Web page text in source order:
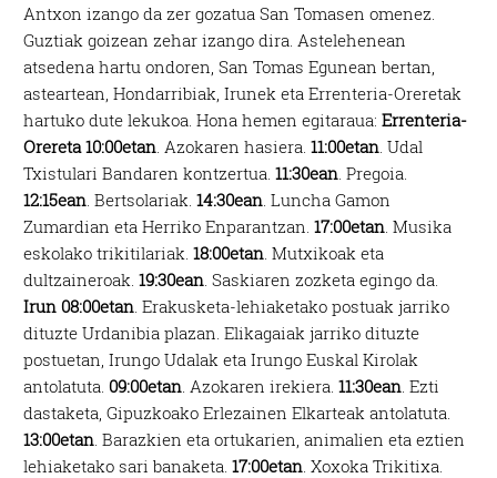
Antxon izango da zer gozatua San Tomasen omenez.
Guztiak goizean zehar izango dira. Astelehenean
atsedena hartu ondoren, San Tomas Egunean bertan,
asteartean, Hondarribiak, Irunek eta Errenteria-Oreretak
hartuko dute lekukoa. Hona hemen egitaraua:Errenteria-
Orereta 10:00etan . Azokaren hasiera.11:00etan . Udal
Txistulari Bandaren kontzertua.11:30ean . Pregoia.
12:15ean . Bertsolariak.14:30ean . Luncha Gamon
Zumardian eta Herriko Enparantzan.17:00etan . Musika
eskolako trikitilariak.18:00etan . Mutxikoak eta
dultzaineroak.19:30ean . Saskiaren zozketa egingo da.
Irun 08:00etan . Erakusketa-lehiaketako postuak jarriko
dituzte Urdanibia plazan. Elikagaiak jarriko dituzte
postuetan, Irungo Udalak eta Irungo Euskal Kirolak
antolatuta.09:00etan . Azokaren irekiera.11:30ean . Ezti
dastaketa, Gipuzkoako Erlezainen Elkarteak antolatuta.
13:00etan . Barazkien eta ortukarien, animalien eta eztien
lehiaketako sari banaketa.17:00etan . Xoxoka Trikitixa.